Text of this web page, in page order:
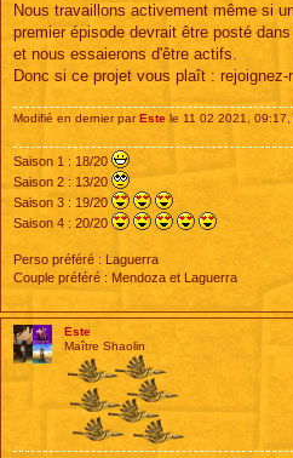
Nous travaillons activement même si
premier épisode devrait être posté
et nous essaierons d'être actifs.
Donc si ce projet vous plaît : rejoignez-
Modifié en dernier par Este le 11 02 2021, 09:17,
Saison 1 : 18/20
Saison 2 : 13/20
Saison 3 : 19/20
Saison 4 : 20/20
Perso préféré : Laguerra
Couple préféré : Mendoza et Laguerra
Este
Maître Shaolin